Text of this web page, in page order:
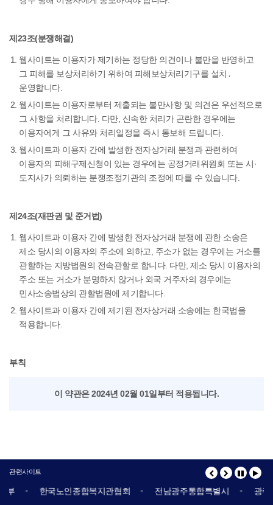
제23조(분쟁해결)
웹사이트는 이용자가 제기하는 정당한 의견이나 불만을 반영하고
그 피해를 보상처리하기 위하여 피해보상처리기구를 설치․
운영합니다.
웹사이트는 이용자로부터 제출되는 불만사항 및 의견은 우선적으로
그 사항을 처리합니다. 다만, 신속한 처리가 곤란한 경우에는
이용자에게 그 사유와 처리일정을 즉시 통보해 드립니다.
웹사이트과 이용자 간에 발생한 전자상거래 분쟁과 관련하여
이용자의 피해구제신청이 있는 경우에는 공정거래위원회 또는 시·
도지사가 의뢰하는 분쟁조정기관의 조정에 따를 수 있습니다.
제24조(재판권 및 준거법)
웹사이트과 이용자 간에 발생한 전자상거래 분쟁에 관한 소송은
제소 당시의 이용자의 주소에 의하고, 주소가 없는 경우에는 거소를
관할하는 지방법원의 전속관할로 합니다. 다만, 제소 당시 이용자의
주소 또는 거소가 분명하지 않거나 외국 거주자의 경우에는
민사소송법상의 관할법원에 제기합니다.
웹사이트과 이용자 간에 제기된 전자상거래 소송에는 한국법을
적용합니다.
부칙
이 약관은 2024년 02월 01일부터 적용됩니다.
관련사이트
한국노인종합복지관협회 전남광주통합특별시 광주노인